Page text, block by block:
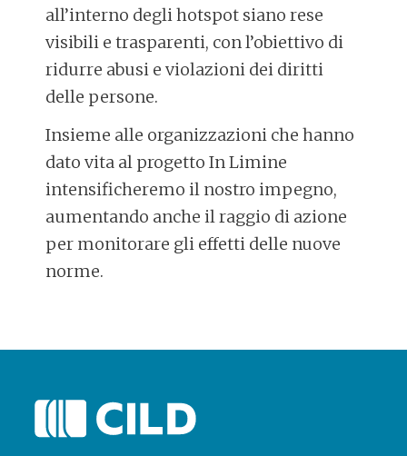
all’interno degli hotspot siano rese
visibili e trasparenti, con l’obiettivo di
ridurre abusi e violazioni dei diritti
delle persone.
Insieme alle organizzazioni che hanno
dato vita al progetto In Limine
intensificheremo il nostro impegno,
aumentando anche il raggio di azione
per monitorare gli effetti delle nuove
norme.
POST